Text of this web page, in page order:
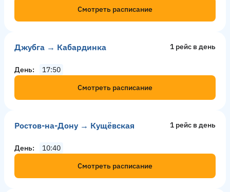
Смотреть расписание
Джубга → Кабардинка 1 рейс в день
День
17:50
Смотреть расписание
Ростов-на-Дону → Кущёвская 1 рейс в день
День
10:40
Смотреть расписание